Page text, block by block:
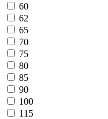
60
62
65
70
75
80
85
90
100
115